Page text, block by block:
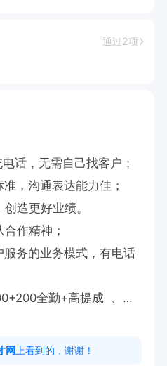
通过2项
话，无需自己找客户；
，沟通表达能力佳；
造更好业绩。
作精神；
务的业务模式，有电话
全勤+高提成  、节
多多
网 上看到的，谢谢！